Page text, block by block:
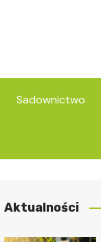
Sadownictwo
Aktualności